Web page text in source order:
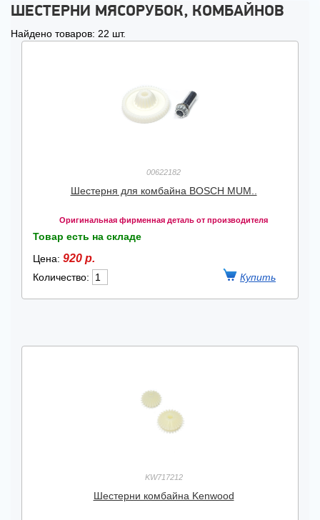
ШЕСТЕРНИ МЯСОРУБОК, КОМБАЙНОВ
Найдено товаров: 22 шт.
00622182
Шестерня для комбайна BOSCH MUM..
Оригинальная фирменная деталь от производителя
Товар есть на складе
Цена: 920 р.
Количество:
KW717212
Шестерни комбайна Kenwood